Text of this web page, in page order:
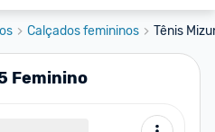
Calçados femininos Tênis
Feminino